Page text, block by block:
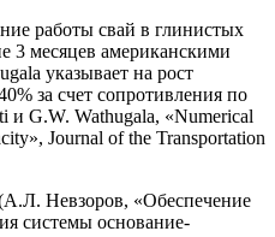
работы свай в глинистых
3 месяцев американскими
указывает на рост
за счет сопротивления по
и G.W. Wathugala, «Numerical
Journal of the Transportation
Невзоров, «Обеспечение
системы основание-